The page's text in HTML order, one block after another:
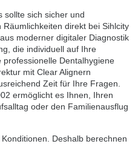
sollte sich sicher und
direkt bei Sihlcity
moderner digitaler Diagnostik
die individuell auf Ihre
Dentalhygiene
mit Clear Alignern
Zeit für Ihre Fragen.
ermöglicht es Ihnen, Ihren
oder den Familienausflug
Deshalb berechnen